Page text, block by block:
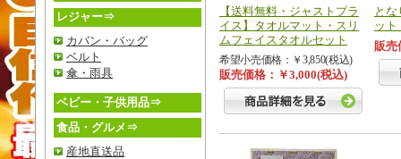
レジャー⇒
カバン・バッグ
ベルト
傘・雨具
ベビー・子供用品⇒
食品・グルメ⇒
産地直送品
【送料無料・ジャストプラ
イス】タオルマット・スリ
ムフェイスタオルセット
希望小売価格：￥3,850(税込)
販売価格：￥3,000(税込)
と
ッ
販売